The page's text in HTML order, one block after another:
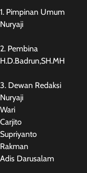
1. Pimpinan Umum
Nuryaji
2. Pembina
H.D.Badrun,SH.MH
3. Dewan Redaksi
Nuryaji
Wari
Carjito
Supriyanto
Rakman
Adis Darusalam